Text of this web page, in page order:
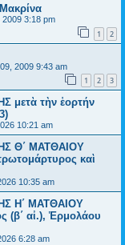
3:18 pm
1 2
2009 9:43 am
1 2 3
μετὰ τὴν ἑορτήν
10:21 am
Θ΄ ΜΑΤΘΑΙΟΥ
καὶ
10:35 am
Η΄ ΜΑΤΘΑΙΟΥ
(β΄ αἰ.), Ἑρμολάου
6:28 am